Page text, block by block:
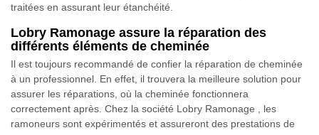
traitées en assurant leur étanchéité.
Lobry Ramonage assure la réparation des
différents éléments de cheminée
Il est toujours recommandé de confier la réparation de cheminée
à un professionnel. En effet, il trouvera la meilleure solution pour
assurer les réparations, où la cheminée fonctionnera
correctement après. Chez la société Lobry Ramonage , les
ramoneurs sont expérimentés et assureront des prestations de